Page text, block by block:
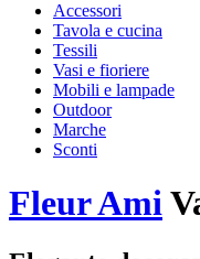
Accessori
Tavola e cucina
Tessili
Vasi e fioriere
Mobili e lampade
Outdoor
Marche
Sconti
Fleur Ami